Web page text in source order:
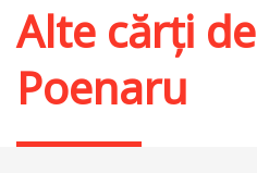
Alte cărți de
Poenaru